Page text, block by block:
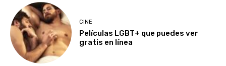
CINE
Películas LGBT+ que puedes ver
gratis en línea